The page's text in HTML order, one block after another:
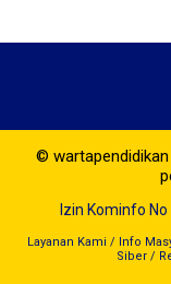
©
Izin Kominfo
Layanan Kami / Info
Siber /